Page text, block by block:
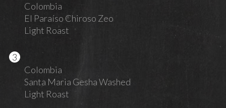
Colombia
El Paraíso Chiroso Zeo
Light Roast
Colombia
Santa Maria Gesha Washed
Light Roast